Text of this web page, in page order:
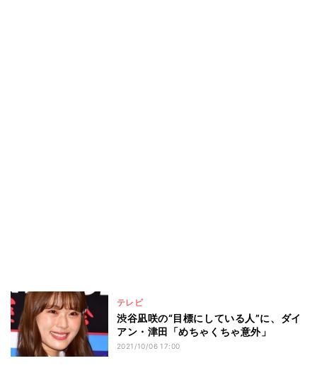
テレビ
渋谷凪咲の“目標にしている人”に、ダイ
アン・津田「めちゃくちゃ意外」
2021/10/06 17:00